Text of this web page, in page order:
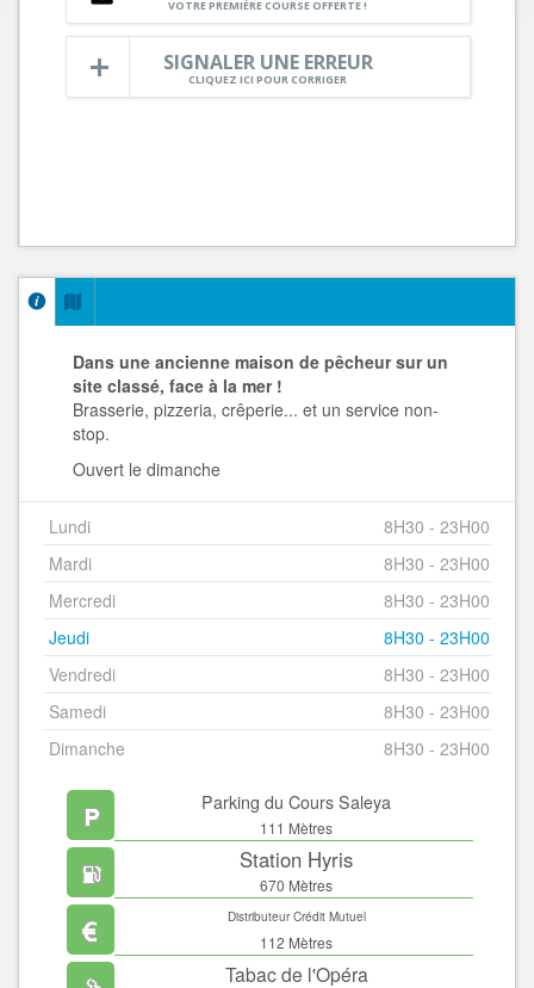
VOTRE PREMIÈRE COURSE OFFERTE !
SIGNALER UNE ERREUR
CLIQUEZ ICI POUR CORRIGER
Dans une ancienne maison de pêcheur sur un
site classé, face à la mer !
Brasserie, pizzeria, crêperie... et un service non-
stop.
Ouvert le dimanche
Lundi
8H30 - 23H00
Mardi
8H30 - 23H00
Mercredi
8H30 - 23H00
Jeudi
8H30 - 23H00
Vendredi
8H30 - 23H00
Samedi
8H30 - 23H00
Dimanche
8H30 - 23H00
Parking du Cours Saleya
111 Mètres
Station Hyris
670 Mètres
Distributeur Crédit Mutuel
112 Mètres
Tabac de l'Opéra